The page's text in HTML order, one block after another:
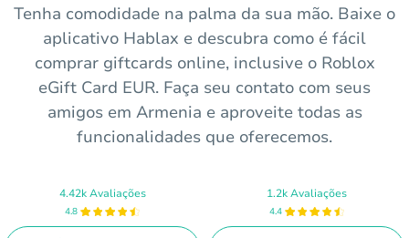
Tenha comodidade na palma da sua mão. Baixe o
aplicativo Hablax e descubra como é fácil
comprar giftcards online, inclusive o Roblox
eGift Card EUR. Faça seu contato com seus
amigos em Armenia e aproveite todas as
funcionalidades que oferecemos.
4.42k Avaliações
4.8
1.2k Avaliações
4.4